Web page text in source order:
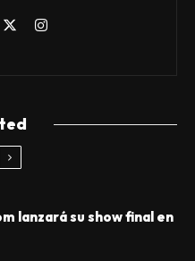
lanzará su show final en